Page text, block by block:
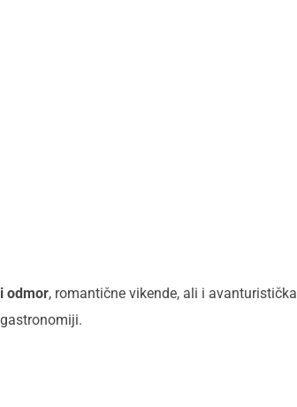
odmor, romantične vikende, ali i avanturistička